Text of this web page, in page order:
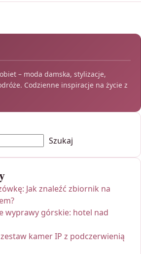
– moda damska, stylizacje,
Codzienne inspiracje na życie z
Szukaj
Jak znaleźć zbiornik na
wyprawy górskie: hotel nad
kamer IP z podczerwienią